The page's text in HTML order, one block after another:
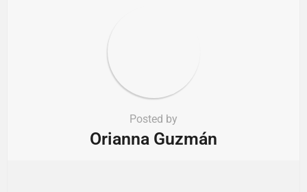
Posted by
Orianna Guzmán